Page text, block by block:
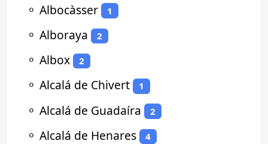
⚬ Albocàsser 1
⚬ Alboraya 2
⚬ Albox 2
⚬ Alcalá de Chivert 1
⚬ Alcalá de Guadaíra 2
⚬ Alcalá de Henares 4